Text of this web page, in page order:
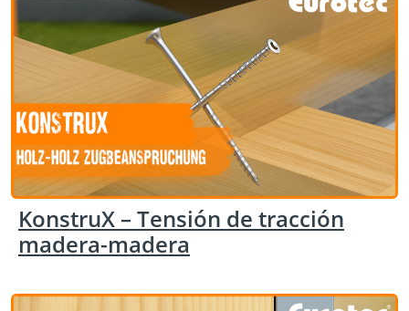
KonstruX – Tensión de tracción
madera-madera